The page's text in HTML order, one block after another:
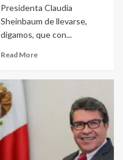
Presidenta Claudia
Sheinbaum de llevarse,
digamos, que con...
Read More